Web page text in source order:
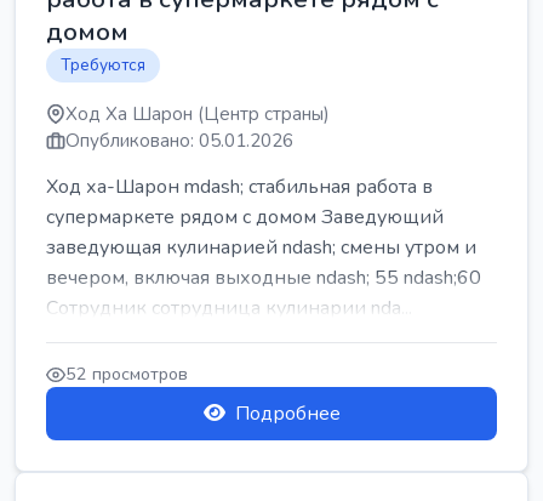
домом
Требуются
Ход Ха Шарон (Центр страны)
Опубликовано: 05.01.2026
Ход ха-Шарон mdash; стабильная работа в
супермаркете рядом с домом Заведующий
заведующая кулинарией ndash; смены утром и
вечером, включая выходные ndash; 55 ndash;60
Сотрудник сотрудница кулинарии nda...
52 просмотров
Подробнее